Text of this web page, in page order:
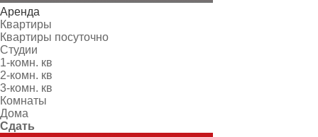
Аренда
Квартиры
Квартиры посуточно
Студии
1-комн. кв
2-комн. кв
3-комн. кв
Комнаты
Дома
Сдать